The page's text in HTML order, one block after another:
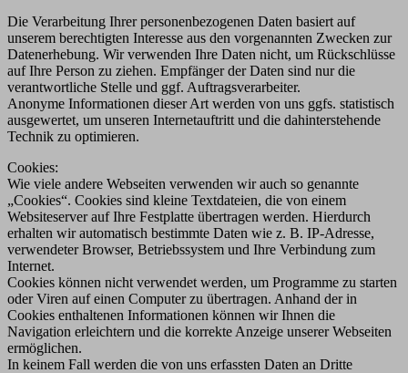
Die Verarbeitung Ihrer personenbezogenen Daten basiert auf
unserem berechtigten Interesse aus den vorgenannten Zwecken zur
Datenerhebung. Wir verwenden Ihre Daten nicht, um Rückschlüsse
auf Ihre Person zu ziehen. Empfänger der Daten sind nur die
verantwortliche Stelle und ggf. Auftragsverarbeiter.
Anonyme Informationen dieser Art werden von uns ggfs. statistisch
ausgewertet, um unseren Internetauftritt und die dahinterstehende
Technik zu optimieren.
Cookies:
Wie viele andere Webseiten verwenden wir auch so genannte
„Cookies“. Cookies sind kleine Textdateien, die von einem
Websiteserver auf Ihre Festplatte übertragen werden. Hierdurch
erhalten wir automatisch bestimmte Daten wie z. B. IP-Adresse,
verwendeter Browser, Betriebssystem und Ihre Verbindung zum
Internet.
Cookies können nicht verwendet werden, um Programme zu starten
oder Viren auf einen Computer zu übertragen. Anhand der in
Cookies enthaltenen Informationen können wir Ihnen die
Navigation erleichtern und die korrekte Anzeige unserer Webseiten
ermöglichen.
In keinem Fall werden die von uns erfassten Daten an Dritte